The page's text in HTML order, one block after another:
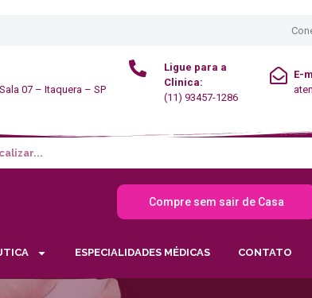
07 – Itaquera – SP
Ligue para a
Clinica:
(11) 93457-1286
E-
Compre sem sair de Casa
ESPECIALIDADES MÉDICAS CONTATO